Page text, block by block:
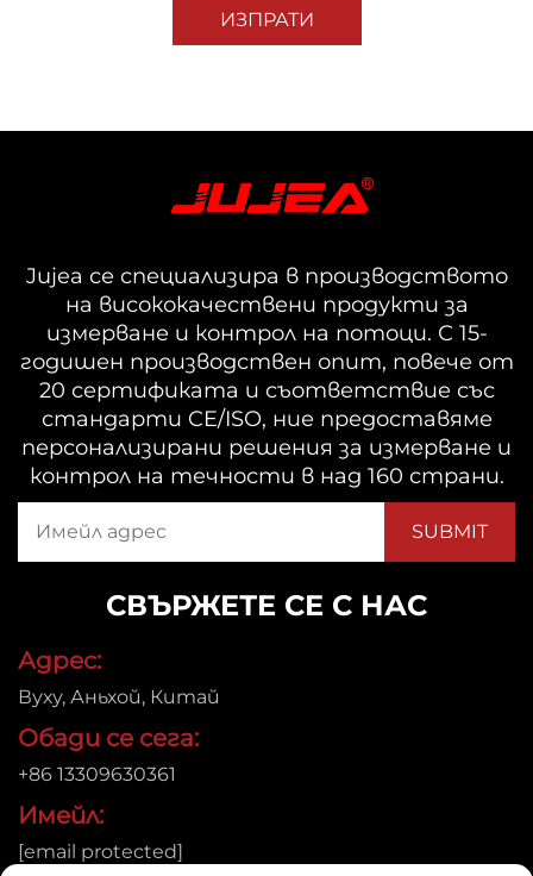
ИЗПРАТИ
Jujea се специализира в производството
на висококачествени продукти за
измерване и контрол на потоци. С 15-
годишен производствен опит, повече от
20 сертификата и съответствие със
стандарти CE/ISO, ние предоставяме
персонализирани решения за измерване и
контрол на течности в над 160 страни.
СВЪРЖЕТЕ СЕ С НАС
Адрес:
Вуху, Аньхой, Китай
Обади се сега:
+86 13309630361
Имейл:
[email protected]